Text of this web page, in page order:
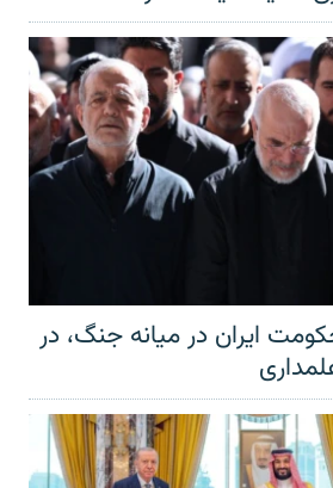
ایران در میانه جنگ، در